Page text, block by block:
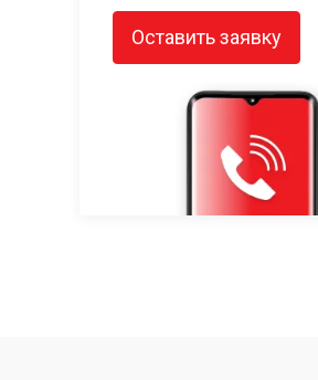
Оставить заявку